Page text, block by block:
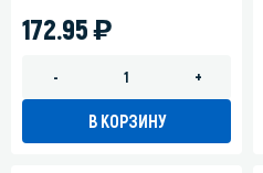
172.95)
- +
В КОРЗИНУ